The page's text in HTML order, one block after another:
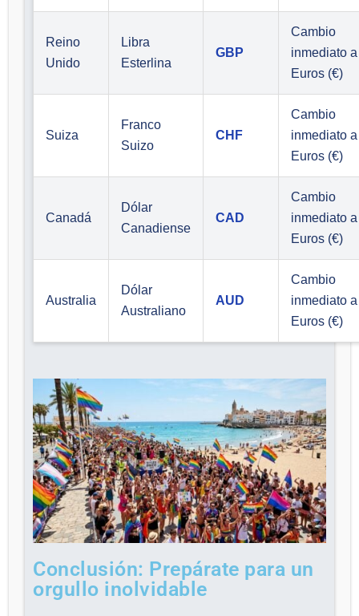
Reino
Unido
Libra
Esterlina
GBP
Cambio
inmediato a
Euros (€)
Suiza
Franco
Suizo
CHF
Cambio
inmediato a
Euros (€)
Canadá
Dólar
Canadiense
CAD
Cambio
inmediato a
Euros (€)
Australia
Dólar
Australiano
AUD
Cambio
inmediato a
Euros (€)
Conclusión: Prepárate para un
orgullo inolvidable